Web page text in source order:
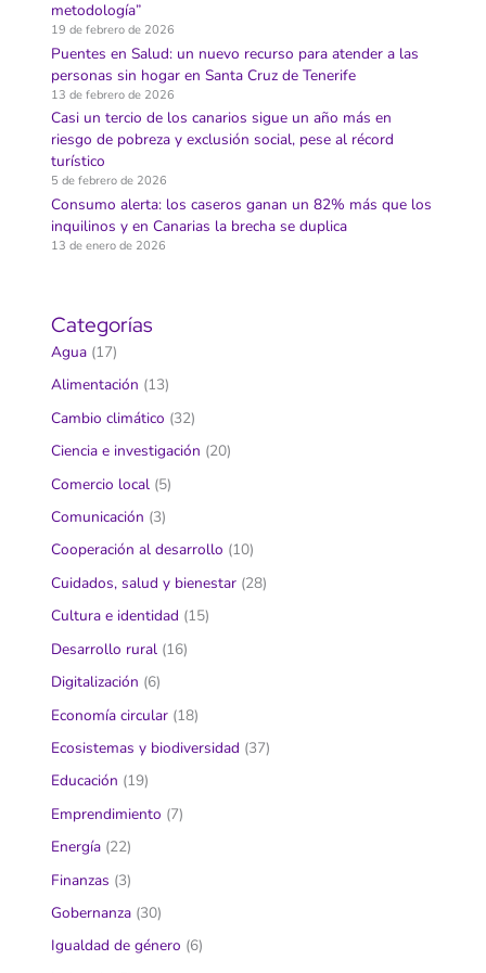
metodología”
19 de febrero de 2026
Puentes en Salud: un nuevo recurso para atender a las
personas sin hogar en Santa Cruz de Tenerife
13 de febrero de 2026
Casi un tercio de los canarios sigue un año más en
riesgo de pobreza y exclusión social, pese al récord
turístico
5 de febrero de 2026
Consumo alerta: los caseros ganan un 82% más que los
inquilinos y en Canarias la brecha se duplica
13 de enero de 2026
Categorías
Agua (17)
Alimentación (13)
Cambio climático (32)
Ciencia e investigación (20)
Comercio local (5)
Comunicación (3)
Cooperación al desarrollo (10)
Cuidados, salud y bienestar (28)
Cultura e identidad (15)
Desarrollo rural (16)
Digitalización (6)
Economía circular (18)
Ecosistemas y biodiversidad (37)
Educación (19)
Emprendimiento (7)
Energía (22)
Finanzas (3)
Gobernanza (30)
Igualdad de género (6)